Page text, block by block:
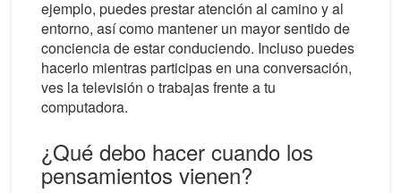
ejemplo, puedes prestar atención al camino y al
entorno, así como mantener un mayor sentido de
conciencia de estar conduciendo. Incluso puedes
hacerlo mientras participas en una conversación,
ves la televisión o trabajas frente a tu
computadora.
¿Qué debo hacer cuando los
pensamientos vienen?